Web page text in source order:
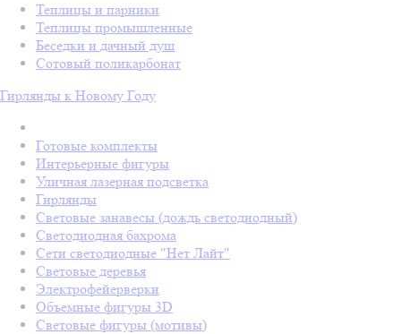
Теплицы и парники
Теплицы промышленные
Беседки и дачный душ
Сотовый поликарбонат
Гирлянды к Новому Году
Готовые комплекты
Интерьерные фигуры
Уличная лазерная подсветка
Гирлянды
Световые занавесы (дождь светодиодный)
Светодиодная бахрома
Сети светодиодные "Нет Лайт"
Световые деревья
Электрофейерверки
Объемные фигуры 3D
Световые фигуры (мотивы)